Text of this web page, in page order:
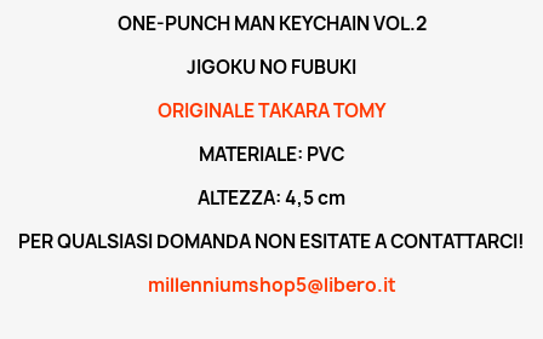
ONE-PUNCH MAN KEYCHAIN VOL.2
JIGOKU NO FUBUKI
ORIGINALE TAKARA TOMY
MATERIALE: PVC
ALTEZZA: 4,5 cm
PER QUALSIASI DOMANDA NON ESITATE A CONTATTARCI!
millenniumshop5@libero.it